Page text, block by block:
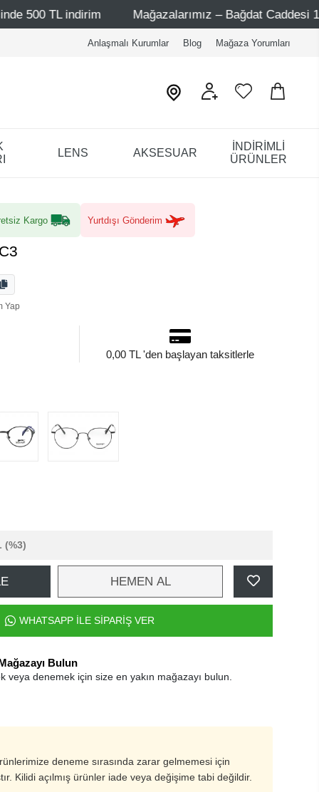
Mağazalarımız – Bağdat Caddesi 1 - Bağdat
Anlaşmalı Kurumlar Blog Mağaza Yorumları
LENS AKSESUAR
İNDİRİMLİ
ÜRÜNLER
Kargo Yurtdışı Gönderim
Yap
0,00 TL 'den başlayan taksitlerle
(%3)
HEMEN AL
WHATSAPP İLE SİPARİŞ VER
Bulun
veya denemek için size en yakın mağazayı bulun.
deneme sırasında zarar gelmemesi için
Kilidi açılmış ürünler iade veya değişime tabi değildir.